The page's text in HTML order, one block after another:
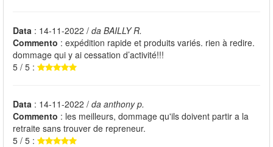
Data : 14-11-2022 / da BAILLY R.
Commento : expédition rapide et produits variés. rien à redire.
dommage qui y ai cessation d’activité!!!
5 / 5 :
Data : 14-11-2022 / da anthony p.
Commento : les meilleurs, dommage qu'ils doivent partir a la
retraite sans trouver de repreneur.
5 / 5 :